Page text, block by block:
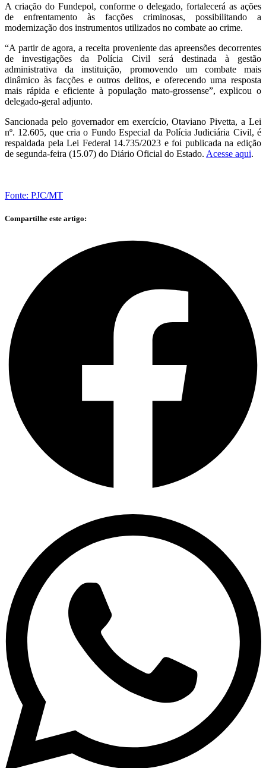
A criação do Fundepol, conforme o delegado, fortalecerá as ações
de enfrentamento às facções criminosas, possibilitando a
modernização dos instrumentos utilizados no combate ao crime.
“A partir de agora, a receita proveniente das apreensões decorrentes
de investigações da Polícia Civil será destinada à gestão
administrativa da instituição, promovendo um combate mais
dinâmico às facções e outros delitos, e oferecendo uma resposta
mais rápida e eficiente à população mato-grossense”, explicou o
delegado-geral adjunto.
Sancionada pelo governador em exercício, Otaviano Pivetta, a Lei
nº. 12.605, que cria o Fundo Especial da Polícia Judiciária Civil, é
respaldada pela Lei Federal 14.735/2023 e foi publicada na edição
de segunda-feira (15.07) do Diário Oficial do Estado. Acesse aqui.
Fonte: PJC/MT
Compartilhe este artigo: